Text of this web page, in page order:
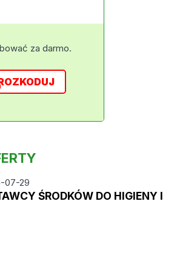
za darmo.
07-29
ŚRODKÓW DO HIGIENY I